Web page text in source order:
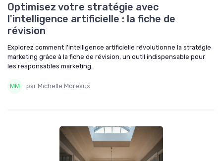
Optimisez votre stratégie avec
l'intelligence artificielle : la fiche de
révision
Explorez comment l'intelligence artificielle révolutionne la stratégie
marketing grâce à la fiche de révision, un outil indispensable pour
les responsables marketing.
par Michelle Moreaux